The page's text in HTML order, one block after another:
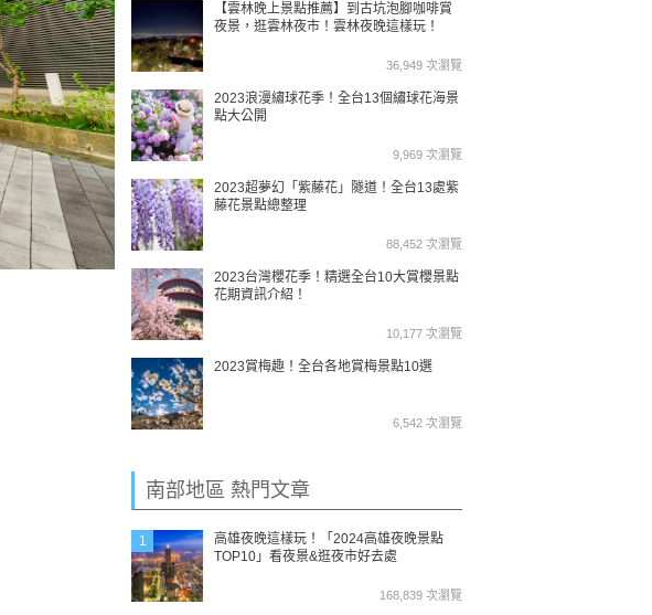
【雲林晚上景點推薦】到古坑泡腳咖啡賞
夜景，逛雲林夜市！雲林夜晚這樣玩！
36,949 次瀏覽
2023浪漫繡球花季！全台13個繡球花海景
點大公開
9,969 次瀏覽
2023超夢幻「紫藤花」隧道！全台13處紫
藤花景點總整理
88,452 次瀏覽
2023台灣櫻花季！精選全台10大賞櫻景點
花期資訊介紹！
10,177 次瀏覽
2023賞梅趣！全台各地賞梅景點10選
6,542 次瀏覽
南部地區 熱門文章
1
高雄夜晚這樣玩！「2024高雄夜晚景點
TOP10」看夜景&逛夜市好去處
168,839 次瀏覽